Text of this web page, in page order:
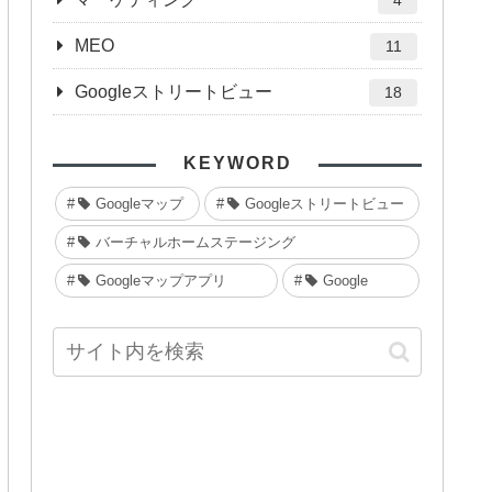
MEO 11
Googleストリートビュー 18
KEYWORD
Googleマップ Googleストリートビュー
バーチャルホームステージング
Googleマップアプリ Google